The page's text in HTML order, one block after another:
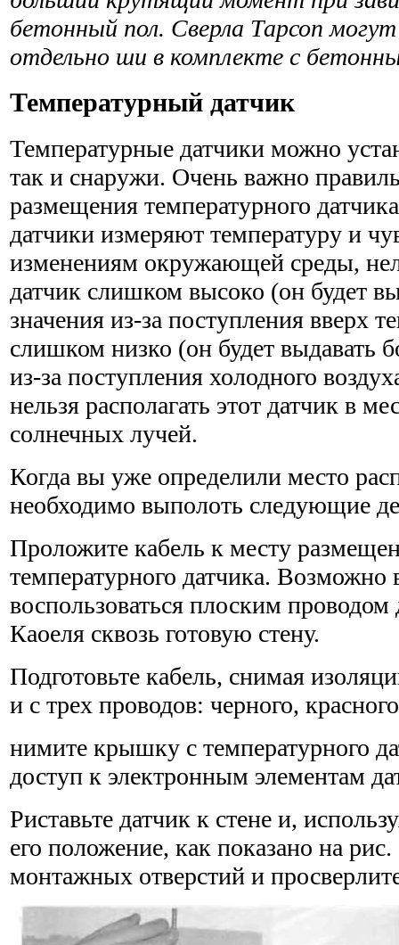
бетонный пол. Сверла Тарсоп
отдельно ши в комплекте с
Температурный датчик
Температурные датчики можно
так и снаружи. Очень важно
размещения температурного
датчики измеряют температуру и
изменениям окружающей среды,
датчик слишком высоко (он будет
значения из-за поступления вверх
слишком низко (он будет выдавать
из-за поступления холодного
нельзя располагать этот датчик в
солнечных лучей.
Когда вы уже определили место
необходимо выпол­оть следующие
Проложите кабель к месту
температурного датчика. Воз­можно
воспользоваться плоским проводом
Каоеля сквозь готовую стену.
Подготовьте кабель, снимая
и с трех проводов: черного,
нимите крышку с температурного
доступ к электрон­ным элементам
Риставьте датчик к стене и,
его положение, как показано на
монтажных отверстий и